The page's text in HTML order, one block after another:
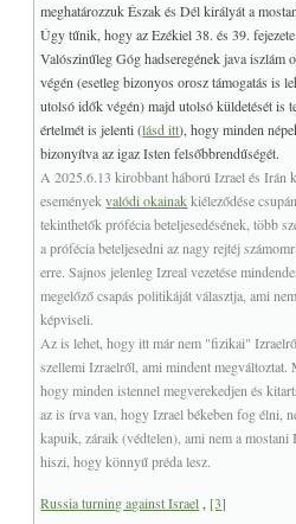
meghatározzuk Észak és Dél királyát a
Úgy tűnik, hogy az Ezékiel 38. és 39.
Valószinűleg Góg hadseregének java iszlám
végén (esetleg bizonyos orosz támogatás is
utolsó idők végén) majd utolsó küldetését is
értelmét is jelenti (lásd itt), hogy minden
bizonyítva az igaz Isten felsőbbrendűségét.
A 2025.6.13 kirobbant háború Izrael és Irán
eseményekvalódi okainakkiéleződése
tekinthetők prófécia beteljesedésének, több
a prófécia beteljesedni az nagy rejtéj
erre. Sajnos jelenleg Izreal vezetése
megelőző csapás politikáját választja, ami
képviseli.
Az is lehet, hogy itt már nem "fizikai"
szellemi Izraelről, ami mindent
hogy minden istennel megverekedjen és
az is írva van, hogy Izrael békeben fog élni,
kapuik, záraik (védtelen), ami nem a
hiszi, hogy könnyű préda lesz.
Russia turning against Israel [3]